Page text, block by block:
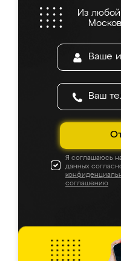
Из
Я соглашаюсь
данных
соглашению